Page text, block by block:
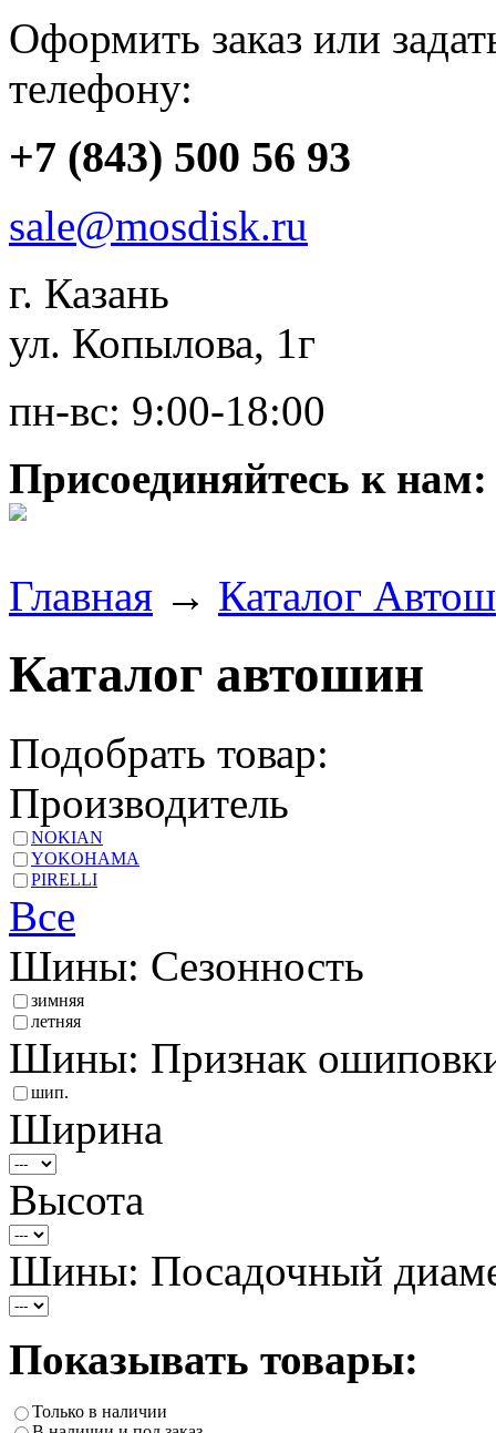
Оформить заказ или
телефону:
+7 (843) 500 56 93
sale@mosdisk.ru
г. Казань
ул. Копылова, 1г
пн-вс: 9:00-18:00
Присоединяйтесь к нам:
Главная → Каталог
Каталог автошин
Подобрать товар:
Производитель
NOKIAN
YOKOHAMA
PIRELLI
Все
Шины: Сезонность
зимняя
летняя
Шины: Признак
шип.
Ширина
Высота
Шины: Посадочный
Показывать товары:
Только в наличии